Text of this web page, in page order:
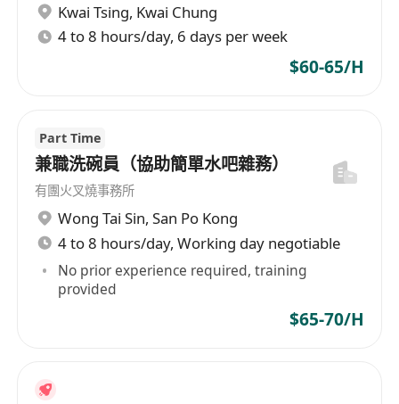
Kwai Tsing, Kwai Chung
4 to 8 hours/day, 6 days per week
$60-65/H
Part Time
兼職洗碗員（協助簡單水吧雜務）
有團火叉燒事務所
Wong Tai Sin, San Po Kong
4 to 8 hours/day, Working day negotiable
No prior experience required, training
provided
$65-70/H